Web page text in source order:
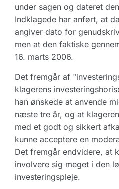
under sagen og dateret
Indklagede har anført, at
angiver dato for
men at den faktiske
16. marts 2006.
Det fremgår af
klagerens
han ønskede at anvende
næste tre år, og at
med et godt og sikkert
kunne acceptere en
Det fremgår endvidere, at
involvere sig meget i den
investeringspleje.